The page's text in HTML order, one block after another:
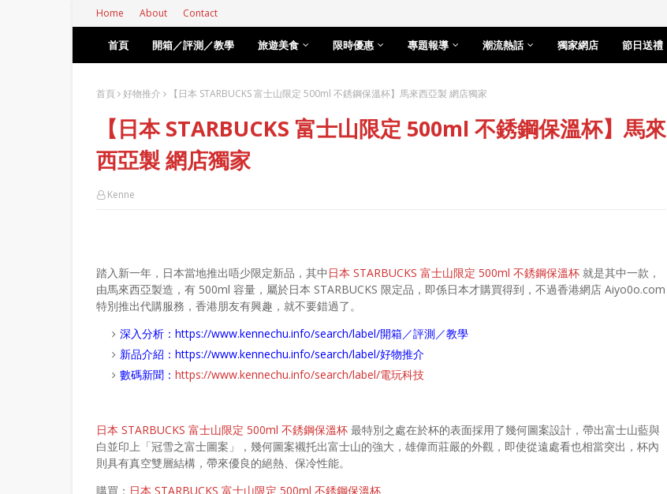
Home About Contact
首頁 開箱／評測／教學 旅遊美食 限時優惠 專題報導 潮流熱話 獨家網店 節日送禮
首頁 好物推介 【日本 STARBUCKS 富士山限定 500ml 不銹鋼保溫杯】馬來西亞製 網店獨家
【日本 STARBUCKS 富士山限定 500ml 不銹鋼保溫杯】馬來
西亞製 網店獨家
Kenne
踏入新一年，日本當地推出唔少限定新品，其中 日本 STARBUCKS 富士山限定 500ml 不銹鋼保溫杯 就是其中一款，
由馬來西亞製造，有 500ml 容量，屬於日本 STARBUCKS 限定品，即係日本才購買得到，不過香港網店 Aiyo0o.com
特別推出代購服務，香港朋友有興趣，就不要錯過了。
深入分析： https://www.kennechu.info/search/label/開箱／評測／教學
新品介紹： https://www.kennechu.info/search/label/好物推介
數碼新聞： https://www.kennechu.info/search/label/電玩科技
日本 STARBUCKS 富士山限定 500ml 不銹鋼保溫杯 最特別之處在於杯的表面採用了幾何圖案設計，帶出富士山藍與
白並印上「冠雪之富士圖案」，幾何圖案襯托出富士山的強大，雄偉而莊嚴的外觀，即使從遠處看也相當突出，杯內
則具有真空雙層結構，帶來優良的絕熱、保冷性能。
購買： 日本 STARBUCKS 富士山限定 500ml 不銹鋼保溫杯